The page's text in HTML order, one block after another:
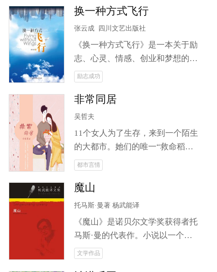
大城市的县城女孩，面对爱情，他
们会做出怎样的选择？ 六位代表着
各自阶层的典型人物，讲述了一个
关于追梦、奋斗、拼搏的爱情故
事。
换一种方式飞行
张云成 四川文艺出版社
《换一种方式飞行》是一本关于励
志、心灵、情感、创业和梦想的
书。记录了张云成和他的二哥三哥
京漂八年中生存、创业、发展的曲
折历程。 生活有多难？24岁的
男子端不起一杯水，却想在北京扎
看到了阳光——室友的电脑。三个
月里，被迫五次搬家，尝尽京漂滋
味；一根手指，*注册开店，获得
感动中国网商奖。生命里无法承受
之重，他都能承受，唯有爱情例
外。那是一个美丽善良，并且健康
的姑娘，他们相爱了。他们之间的
爱，像空气那般轻，他也承受不
起；他们之间的爱，像空气那般不
可或缺，他却不得不远离。他和
励志成功
非常同居
吴哲夫
11个女人为了生存，来到一个陌生
的大都市。她们的唯一“救命稻
草”是过去的一个男同事，如今某
巢，占据了当红记者的SOHO公
寓。 一个单身男记者，一群求生存
态，折射怎样的人间百态？各种角
色粉墨登场，别样的日子或捧腹，
或悲催，或奋发，在那个单身
SOHO公寓悲喜交加地上演着一个
都市言情
魔山
托马斯·曼著 杨武能译
《魔山》是诺贝尔文学奖获得者托
马斯·曼的代表作。小说以一个山
庄疗养院为中心，描写了欧洲许多
文学作品